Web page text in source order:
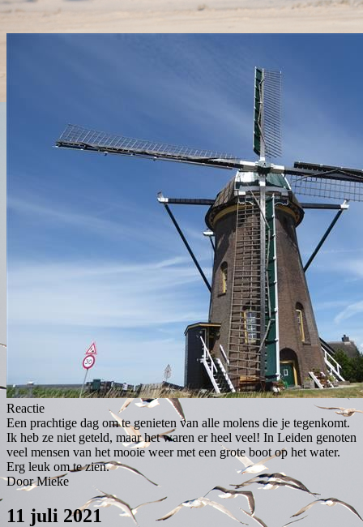
Reactie
Een prachtige dag om te genieten van alle molens die je tegenkomt.
Ik heb ze niet geteld, maar het waren er heel veel! In Leiden genoten
veel mensen van het mooie weer met een grote boot op het water.
Erg leuk om te zien.
Door Mieke
11 juli 2021